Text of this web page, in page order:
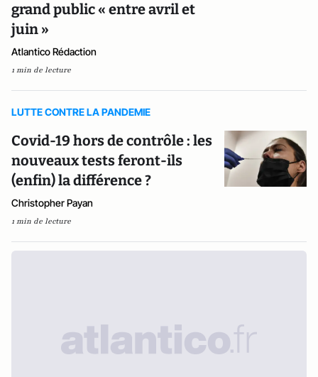
grand public « entre avril et
juin »
Atlantico Rédaction
1 min de lecture
LUTTE CONTRE LA PANDEMIE
Covid-19 hors de contrôle : les
nouveaux tests feront-ils
(enfin) la différence ?
Christopher Payan
1 min de lecture